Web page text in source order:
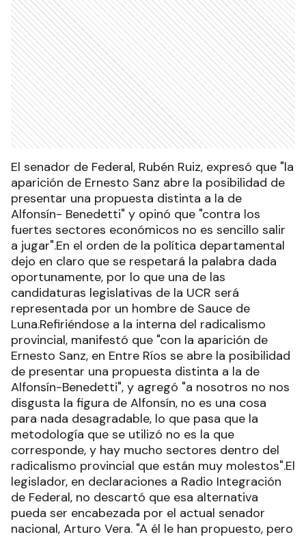
El senador de Federal, Rubén Ruiz, expresó que "la
aparición de Ernesto Sanz abre la posibilidad de
presentar una propuesta distinta a la de
Alfonsín- Benedetti" y opinó que "contra los
fuertes sectores económicos no es sencillo salir
a jugar".En el orden de la política departamental
dejo en claro que se respetará la palabra dada
oportunamente, por lo que una de las
candidaturas legislativas de la UCR será
representada por un hombre de Sauce de
Luna.Refiriéndose a la interna del radicalismo
provincial, manifestó que "con la aparición de
Ernesto Sanz, en Entre Ríos se abre la posibilidad
de presentar una propuesta distinta a la de
Alfonsín-Benedetti", y agregó "a nosotros no nos
disgusta la figura de Alfonsín, no es una cosa
para nada desagradable, lo que pasa que la
metodología que se utilizó no es la que
corresponde, y hay mucho sectores dentro del
radicalismo provincial que están muy molestos".El
legislador, en declaraciones a Radio Integración
de Federal, no descartó que esa alternativa
pueda ser encabezada por el actual senador
nacional, Arturo Vera. "A él le han propuesto, pero